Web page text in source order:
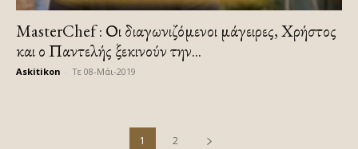
MasterChef : Οι διαγωνιζόμενοι μάγειρες, Χρήστος
και ο Παντελής ξεκινούν την...
Askitikon Τε 08-Μάι-2019
1 2